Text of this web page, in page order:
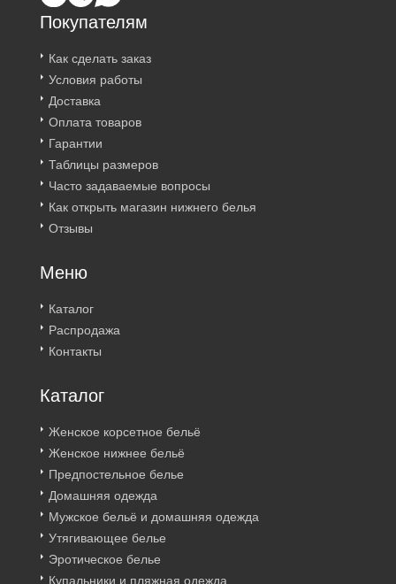
Покупателям
Как сделать заказ
Условия работы
Доставка
Оплата товаров
Гарантии
Таблицы размеров
Часто задаваемые вопросы
Как открыть магазин нижнего белья
Отзывы
Меню
Каталог
Распродажа
Контакты
Каталог
Женское корсетное бельё
Женское нижнее бельё
Предпостельное белье
Домашняя одежда
Мужское бельё и домашняя одежда
Утягивающее белье
Эротическое белье
Купальники и пляжная одежда